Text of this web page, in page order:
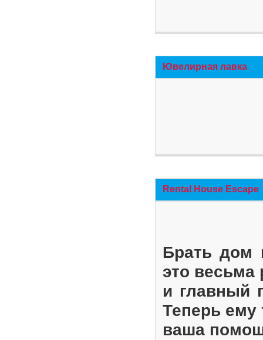
Ювелирная лавка
Rental House Escape
Брать дом
это весьма
и главный
Теперь ему
ваша